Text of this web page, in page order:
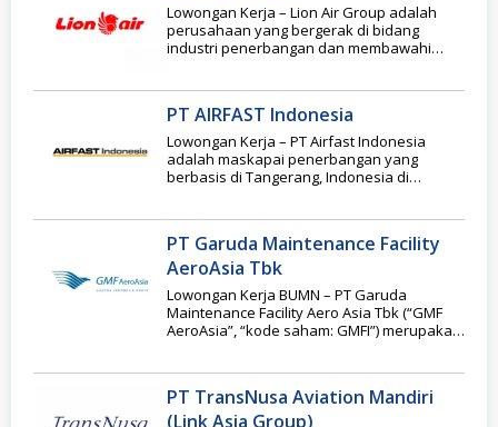
Lowongan Kerja – Lion Air Group adalah
perusahaan yang bergerak di bidang
industri penerbangan dan membawahi
PT AIRFAST Indonesia
Lowongan Kerja – PT Airfast Indonesia
adalah maskapai penerbangan yang
berbasis di Tangerang, Indonesia di
PT Garuda Maintenance Facility
AeroAsia Tbk
Lowongan Kerja BUMN – PT Garuda
Maintenance Facility Aero Asia Tbk (“GMF
AeroAsia”, “kode saham: GMFI”) merupakan
PT TransNusa Aviation Mandiri
(Link Asia Group)